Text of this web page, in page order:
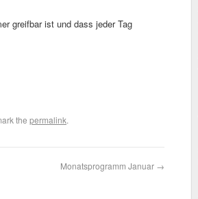
greifbar ist und dass jeder Tag
the permalink.
Monatsprogramm Januar →